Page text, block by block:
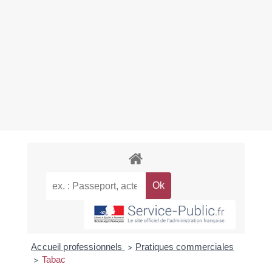
Accueil professionnels > Pratiques commerciales
> Tabac